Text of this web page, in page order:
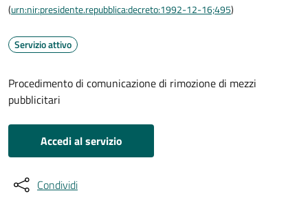
(urn:nir:presidente.repubblica:decreto:1992-12-16;495)
Servizio attivo
Procedimento di comunicazione di rimozione di mezzi
pubblicitari
Accedi al servizio
Condividi